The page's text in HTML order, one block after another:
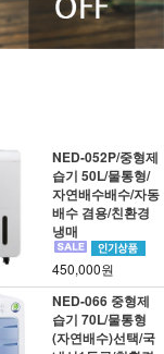
NED-052P/중형제
습기 50L/물통형/
자연배수배수/자동
배수 겸용/친환경
냉매
450,000원
NED-066 중형제
습기 70L/물통형
(자연배수)선택/국